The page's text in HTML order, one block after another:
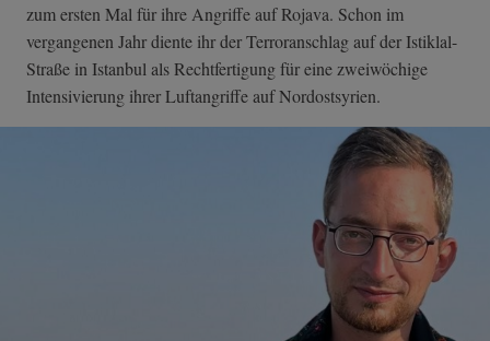
zum ersten Mal für ihre Angriffe auf Rojava. Schon im
vergangenen Jahr diente ihr der Terroranschlag auf der Istiklal-
Straße in Istanbul als Rechtfertigung für eine zweiwöchige
Intensivierung ihrer Luftangriffe auf Nordostsyrien.